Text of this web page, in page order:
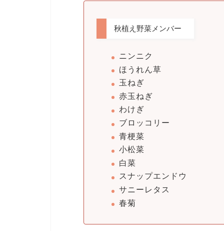
秋植え野菜メンバー
ニンニク
ほうれん草
玉ねぎ
赤玉ねぎ
わけぎ
ブロッコリー
青梗菜
小松菜
白菜
スナップエンドウ
サニーレタス
春菊